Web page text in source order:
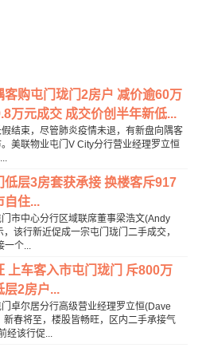
客购屯门珑门2房户 减价逾60万
万元成交 成交价创半年新低...
结束，尽管肺炎疫情未退，有新盘向隅客
美联物业屯门V City分行营业经理罗立恒
低层3房套获承接 换楼客斥917
自住...
市中心分行区域联席董事梁浩文(Andy
，该行新近促成一宗屯门珑门二手成交，
一个...
上车客入市屯门珑门 斥800万
层2房户...
卓尔居分行高级营业经理罗立恒(Dave
新春将至，楼股皆畅旺，区内二手承接气
经该行促...